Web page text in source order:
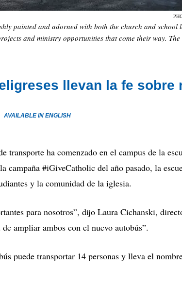
painted and adorned with both the church and school
and ministry opportunities that come their way.
llevan la fe sobre
AVAILABLE IN ENGLISH
ha comenzado en el campus de la
campaña #iGiveCatholic del año pasado, la
y la comunidad de la iglesia.
para nosotros”, dijo Laura Cichanski,
ampliar ambos con el nuevo autobús”.
puede transportar 14 personas y lleva el